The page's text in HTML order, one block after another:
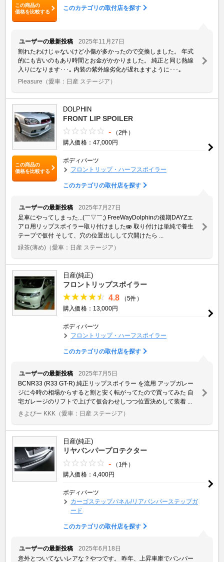
この商品の
価格を比較する
このカテゴリの取付店を探す
ユーザーの最新投稿
2025年11月27日
割れたわけじゃないけど小傷が多かったので交換しました。 年式
的にも古いのもあり時間とお金がかかりました。 純正と同じ熱線
入りになります･･･｡ 内装の紫外線劣化が遅れますように･･･｡
Pleasure （愛車：日産 ステージア）
この商品の
価格を比較する
DOLPHIN
FRONT LIP SPOILER
-
（2件）
購入価格：47,000円
ボディパーツ
フロントリップ・ハーフスポイラー
このカテゴリの取付店を探す
ユーザーの最新投稿
2025年7月27日
足車にやってしまった...(￣▽￣;) FreeWayDolphinの後期DAYZエ
アロ用リップスポイラー取り付けました🫨 取り付けは単純で養生
テープで仮付 そして、穴の位置出しして穴開けたら ...
緑茶(薄め) （愛車：日産 ステージア）
日産(純正)
フロントリップスポイラー
4.8
（5件）
購入価格：13,000円
ボディパーツ
フロントリップ・ハーフスポイラー
このカテゴリの取付店を探す
ユーザーの最新投稿
2025年7月5日
BCNR33 (R33 GT-R) 純正リップスポイラー を流用 アップガレー
ジに今時の相場からすると割と安く転がってたので買ってみた 自
宅ガレージのリフトで上げて仮合わせしつつ位置決めして装着 ...
きよぴー KKK （愛車：日産 ステージア）
日産(純正)
リヤバンパープロテクター
-
（1件）
購入価格：4,400円
ボディパーツ
カーゴステップパネル/リアバンパーステップガ
ード
このカテゴリの取付店を探す
ユーザーの最新投稿
2025年6月18日
意外とついてないレアな？やつです。 昨年、上昇車庫でバンパー